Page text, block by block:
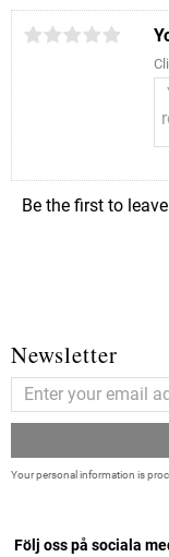
Be the first to
Newsletter
Your personal information is
Följ oss på sociala